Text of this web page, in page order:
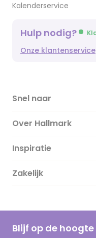
Kalenderservice
Hulp nodig?
Onze klantenservice
Snel naar
Over Hallmark
Over ons
Duurzaamheid
Hallmark Kaartclub
Inspiratie
Magazine
Cadeau inspiratie
Kaartinspiratie
Zakelijk
Blijf op de hoogte